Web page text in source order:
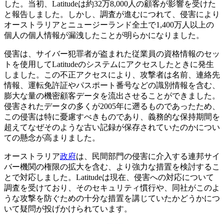
した。当初、Latitudeは約32万8,000人の顧客が影響を受けた
と報告しました。しかし、調査が進むにつれて、侵害により
オーストラリアとニュージーランド全土で1,400万人以上の
個人の個人情報が漏洩したことが明らかになりました。
侵害は、サイバー犯罪者が盗まれた従業員の資格情報のセッ
トを使用してLatitudeのシステムにアクセスしたときに発生
しました。この不正アクセスにより、攻撃者は名前、連絡先
情報、運転免許証やパスポート番号などの識別情報を含む、
膨大な量の機密顧客データを流出させることができました。
侵害されたデータの多くが2005年に遡るものであったため、
この侵害は特に憂慮すべきものであり、義務的な保持期間を
超えてなぜそのような古い記録が保存されていたのかについ
ての懸念が高まりました。
オーストラリア政府は、民間部門の侵害に介入する連邦サイ
バー機関の権限の拡大を含む、より強力な措置を検討するこ
とで対応しました。Latitudeは現在、侵害への対応について
調査を受けており、そのセキュリティ慣行や、同社がこのよ
うな攻撃を防ぐための十分な措置を講じていたかどうかにつ
いて疑問が投げかけられています。